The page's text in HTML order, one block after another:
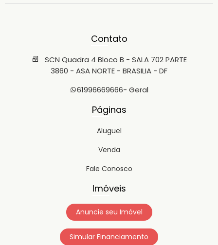
Contato
SCN Quadra 4 Bloco B - SALA 702 PARTE
3860 - ASA NORTE - BRASILIA - DF
61996669666- Geral
Páginas
Aluguel
Venda
Fale Conosco
Imóveis
Anuncie seu Imóvel
Simular Financiamento